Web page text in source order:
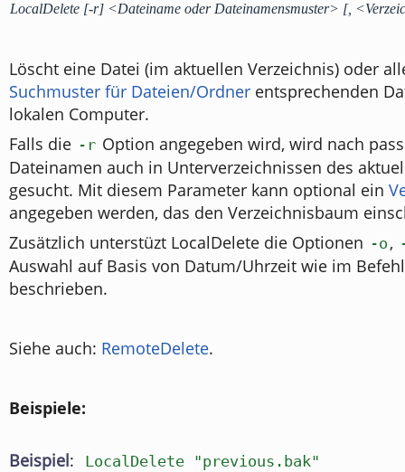
LocalDelete [-r] <Dateiname oder Dateinamensmuster> [,
Löscht eine Datei (im aktuellen Verzeichnis) oder
Suchmuster für Dateien/Ordner entsprechenden
lokalen Computer.
Falls die -r Option angegeben wird, wird nach
Dateinamen auch in Unterverzeichnissen des
gesucht. Mit diesem Parameter kann optional ein
angegeben werden, das den Verzeichnisbaum
Zusätzlich unterstüzt LocalDelete die Optionen -o ,
Auswahl auf Basis von Datum/Uhrzeit wie im
beschrieben.
Siehe auch: RemoteDelete.
Beispiele:
Beispiel: LocalDelete "previous.bak"